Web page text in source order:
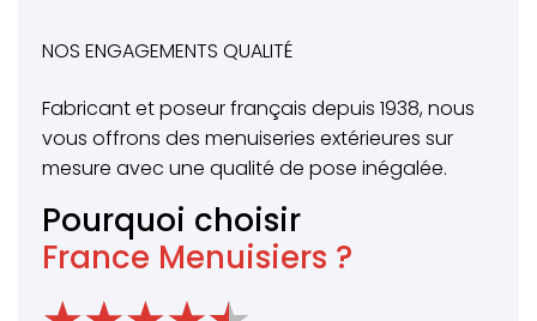
NOS ENGAGEMENTS QUALITÉ
Fabricant et poseur français depuis 1938, nous
vous offrons des menuiseries extérieures sur
mesure avec une qualité de pose inégalée.
Pourquoi choisir
France Menuisiers ?